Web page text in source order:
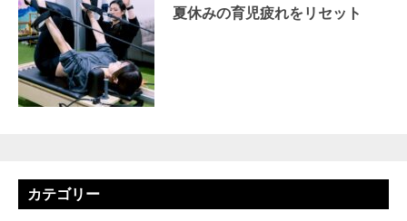
夏休みの育児疲れをリセット
カテゴリー